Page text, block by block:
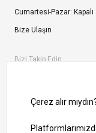
Cumartesi-Pazar: Kapalı
Bize Ulaşın
Bizi Takip Edin
1000 TL ve Üzeri